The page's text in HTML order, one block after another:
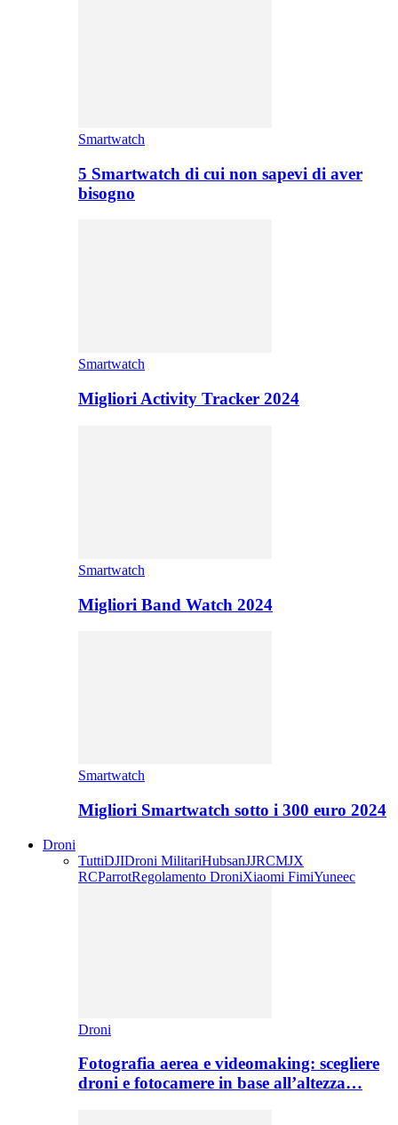
Smartwatch
5 Smartwatch di cui non sapevi di aver
bisogno
Smartwatch
Migliori Activity Tracker 2024
Smartwatch
Migliori Band Watch 2024
Smartwatch
Migliori Smartwatch sotto i 300 euro 2024
Droni
TuttiDJIDroni MilitariHubsanJJRCMJX
RCParrotRegolamento DroniXiaomi FimiYuneec
Droni
Fotografia aerea e videomaking: scegliere
droni e fotocamere in base all’altezza…